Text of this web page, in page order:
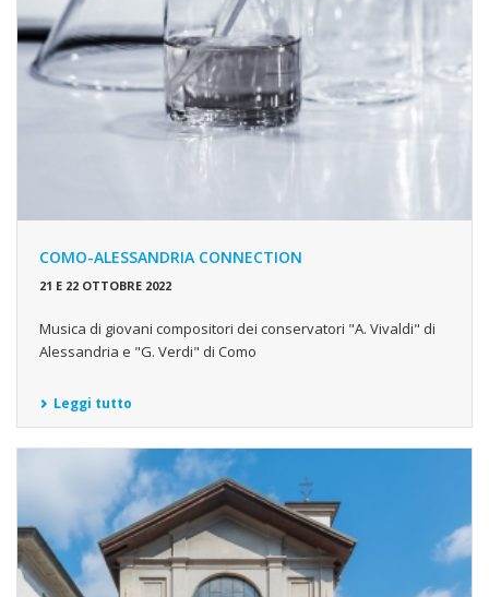
COMO-ALESSANDRIA CONNECTION
21 E 22 OTTOBRE 2022
Musica di giovani compositori dei conservatori "A. Vivaldi" di
Alessandria e "G. Verdi" di Como
Leggi tutto